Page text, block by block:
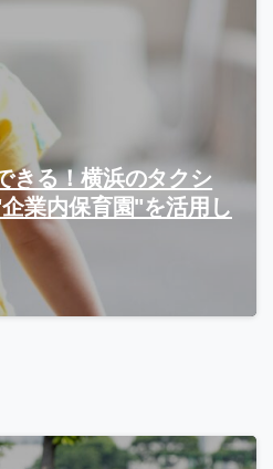
きる！横浜のタクシ
業内保育園"を活用し